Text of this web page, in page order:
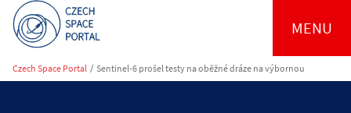
MENU
Czech Space Portal / Sentinel-6 prošel testy na oběžné dráze na výbornou